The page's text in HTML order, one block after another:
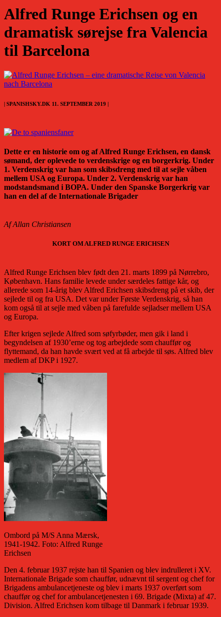
Alfred Runge Erichsen og en
dramatisk sørejse fra Valencia
til Barcelona
| SPANISHSKY.DK 11. SEPTEMBER 2019 |
Dette er en historie om og af Alfred Runge Erichsen, en dansk
sømand, der oplevede to verdenskrige og en borgerkrig. Under
1. Verdenskrig var han som skibsdreng med til at sejle våben
mellem USA og Europa. Under 2. Verdenskrig var han
modstandsmand i BOPA. Under den Spanske Borgerkrig var
han en del af de Internationale Brigader
Af Allan Christiansen
KORT OM ALFRED RUNGE ERICHSEN
Alfred Runge Erichsen blev født den 21. marts 1899 på Nørrebro,
København. Hans familie levede under særdeles fattige kår, og
allerede som 14-årig blev Alfred Erichsen skibsdreng på et skib, der
sejlede til og fra USA. Det var under Første Verdenskrig, så han
kom også til at sejle med våben på farefulde sejladser mellem USA
og Europa.
Efter krigen sejlede Alfred som søfyrbøder, men gik i land i
begyndelsen af 1930’erne og tog arbejdede som chauffør og
flyttemand, da han havde svært ved at få arbejde til søs. Alfred blev
medlem af DKP i 1927.
Ombord på M/S Anna Mærsk,
1941-1942. Foto: Alfred Runge
Erichsen
Den 4. februar 1937 rejste han til Spanien og blev indrulleret i XV.
Internationale Brigade som chauffør, udnævnt til sergent og chef for
Brigadens ambulancetjeneste og blev i marts 1937 overført som
chauffør og chef for ambulancetjenesten i 69. Brigade (Mixta) af 47.
Division. Alfred Erichsen kom tilbage til Danmark i februar 1939.